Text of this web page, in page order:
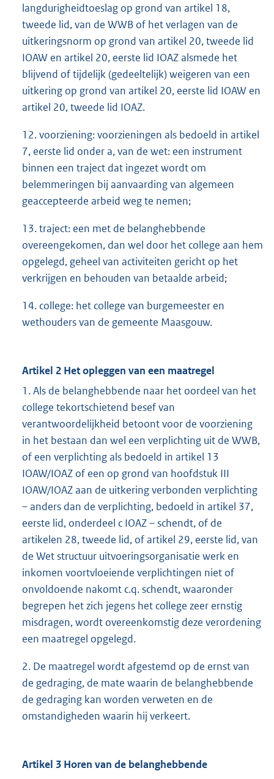
langdurigheidtoeslag op grond van artikel 18,
tweede lid, van de WWB of het verlagen van de
uitkeringsnorm op grond van artikel 20, tweede lid
IOAW en artikel 20, eerste lid IOAZ alsmede het
blijvend of tijdelijk (gedeeltelijk) weigeren van een
uitkering op grond van artikel 20, eerste lid IOAW en
artikel 20, tweede lid IOAZ.
12. voorziening: voorzieningen als bedoeld in artikel
7, eerste lid onder a, van de wet: een instrument
binnen een traject dat ingezet wordt om
belemmeringen bij aanvaarding van algemeen
geaccepteerde arbeid weg te nemen;
13. traject: een met de belanghebbende
overeengekomen, dan wel door het college aan hem
opgelegd, geheel van activiteiten gericht op het
verkrijgen en behouden van betaalde arbeid;
14. college: het college van burgemeester en
wethouders van de gemeente Maasgouw.
Artikel 2 Het opleggen van een maatregel
1. Als de belanghebbende naar het oordeel van het
college tekortschietend besef van
verantwoordelijkheid betoont voor de voorziening
in het bestaan dan wel een verplichting uit de WWB,
of een verplichting als bedoeld in artikel 13
IOAW/IOAZ of een op grond van hoofdstuk III
IOAW/IOAZ aan de uitkering verbonden verplichting
– anders dan de verplichting, bedoeld in artikel 37,
eerste lid, onderdeel c IOAZ – schendt, of de
artikelen 28, tweede lid, of artikel 29, eerste lid, van
de Wet structuur uitvoeringsorganisatie werk en
inkomen voortvloeiende verplichtingen niet of
onvoldoende nakomt c.q. schendt, waaronder
begrepen het zich jegens het college zeer ernstig
misdragen, wordt overeenkomstig deze verordening
een maatregel opgelegd.
2. De maatregel wordt afgestemd op de ernst van
de gedraging, de mate waarin de belanghebbende
de gedraging kan worden verweten en de
omstandigheden waarin hij verkeert.
Artikel 3 Horen van de belanghebbende